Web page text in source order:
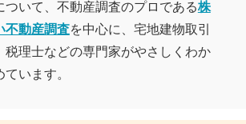
ついて、不動産調査のプロである株
不動産調査を中心に、宅地建物取引
税理士などの専門家がやさしくわか
います。